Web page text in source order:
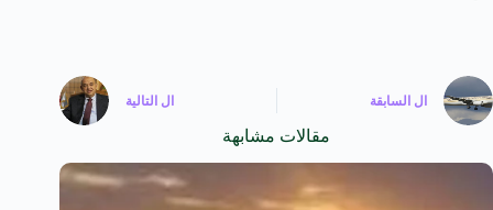
ال السابقة ال التالية
مقالات مشابهة